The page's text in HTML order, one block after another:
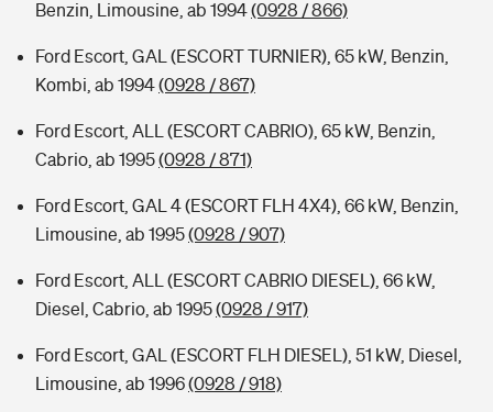
Benzin, Limousine, ab 1994(0928 / 866)
Ford Escort, GAL (ESCORT TURNIER), 65 kW, Benzin,
Kombi, ab 1994(0928 / 867)
Ford Escort, ALL (ESCORT CABRIO), 65 kW, Benzin,
Cabrio, ab 1995(0928 / 871)
Ford Escort, GAL 4 (ESCORT FLH 4X4), 66 kW, Benzin,
Limousine, ab 1995(0928 / 907)
Ford Escort, ALL (ESCORT CABRIO DIESEL), 66 kW,
Diesel, Cabrio, ab 1995(0928 / 917)
Ford Escort, GAL (ESCORT FLH DIESEL), 51 kW, Diesel,
Limousine, ab 1996(0928 / 918)